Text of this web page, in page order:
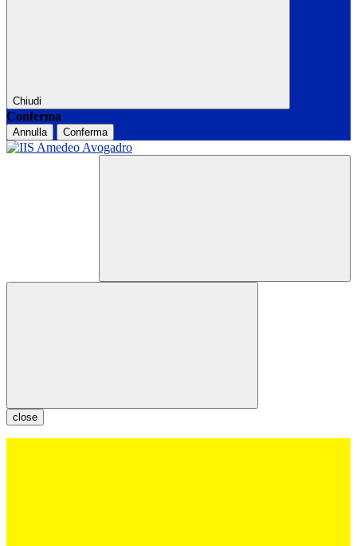
Chiudi
Conferma
Annulla Conferma
close